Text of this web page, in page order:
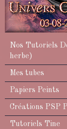
Nos Tutoriels
herbe)
Mes tubes
Papiers Peints
Créations PSP
Tutoriels Tine